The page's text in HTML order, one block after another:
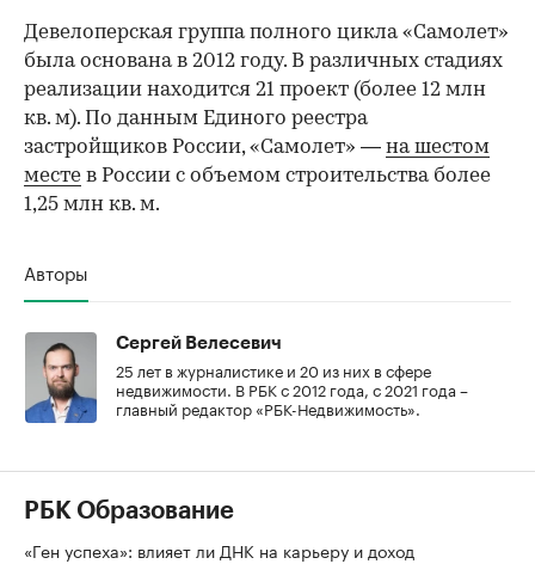
Девелоперская группа полного цикла «Самолет»
была основана в 2012 году. В различных стадиях
реализации находится 21 проект (более 12 млн
кв. м). По данным Единого реестра
застройщиков России, «Самолет» — на шестом
месте в России с объемом строительства более
1,25 млн кв. м.
Авторы
Сергей Велесевич
25 лет в журналистике и 20 из них в сфере
недвижимости. В РБК с 2012 года, с 2021 года –
главный редактор «РБК-Недвижимость».
РБК Образование
«Ген успеха»: влияет ли ДНК на карьеру и доход